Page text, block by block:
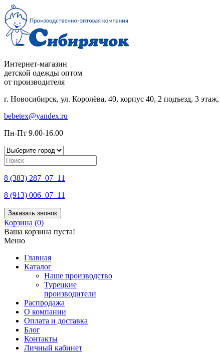
Интернет-магазин
детской одежды оптом
от производителя
г. Новосибирск, ул. Королёва, 40, корпус 40, 2 подъезд, 3
bebetex@yandex.ru
Пн-Пт 9.00-16.00
8 (383) 287–07–11
8 (913) 006–07–11
Заказать звонок
Корзина (0)
Ваша корзина пуста!
Меню
Главная
Каталог
Наше производство
Турецкие
производители
Распродажа
О компании
Оплата и доставка
Блог
Контакты
Личный кабинет